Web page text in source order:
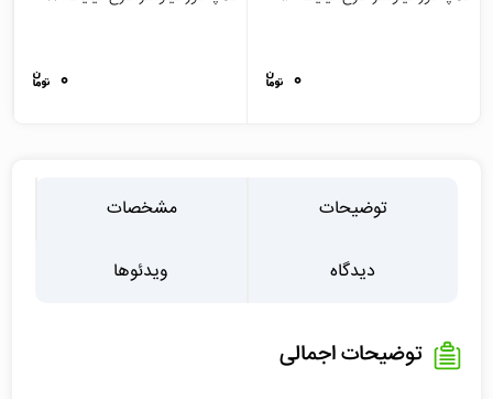
0
0
توضیحات مشخصات
دیدگاه ویدئوها
توضیحات اجمالی